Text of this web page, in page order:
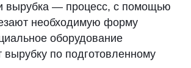
вырубка — процесс, с помощью
необходимую форму
оборудование
вырубку по подготовленному